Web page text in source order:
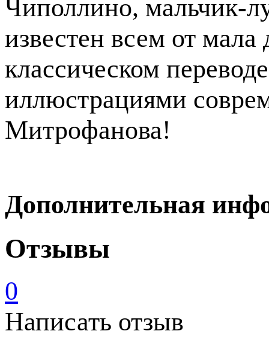
Чиполлино, мальчик-
известен всем от
классическом
иллюстрациями
Митрофанова!
Дополнительная
Отзывы
0
Написать отзыв